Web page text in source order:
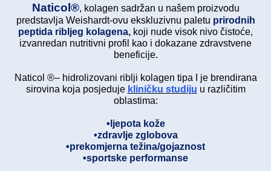
Naticol®, kolagen sadržan u našem proizvodu
predstavlja Weishardt-ovu ekskluzivnu paletu prirodnih
peptida ribljeg kolagena, koji nude visok nivo čistoće,
izvanredan nutritivni profil kao i dokazane zdravstvene
beneficije.
Naticol ®– hidrolizovani riblji kolagen tipa I je brendirana
sirovina koja posjeduje kliničku studiju u različitim
oblastima:
•ljepota kože
•zdravlje zglobova
•prekomjerna težina/gojaznost
•sportske performanse